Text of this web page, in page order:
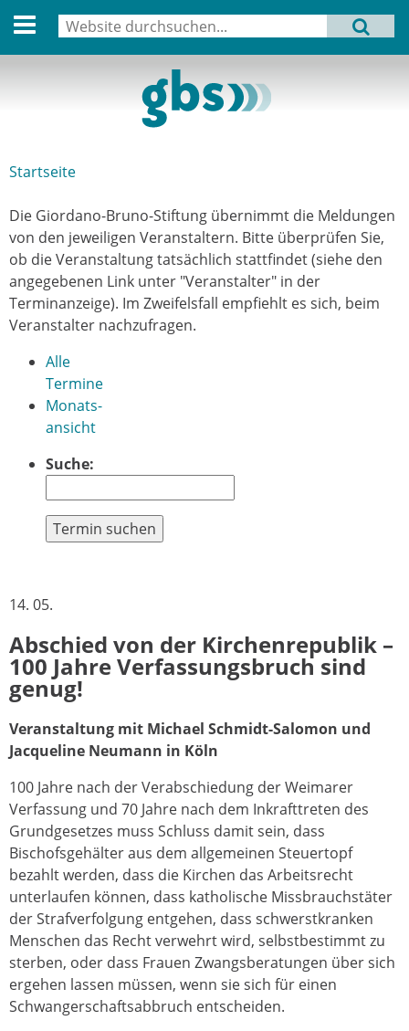
English version
Termine
Archiv
Verbindungen
Datenschutz
Impressum
MENU
Startseite
Die Giordano-Bruno-Stiftung übernimmt die Meldungen
von den jeweiligen Veranstaltern. Bitte überprüfen Sie,
ob die Veranstaltung tatsächlich stattfindet (siehe den
angegebenen Link unter "Veranstalter" in der
Terminanzeige). Im Zweifelsfall empfiehlt es sich, beim
Veranstalter nachzufragen.
Alle
Termine
Monats-
ansicht
Suche:
Termin suchen
14. 05.
Abschied von der Kirchenrepublik –
100 Jahre Verfassungsbruch sind
genug!
Veranstaltung mit Michael Schmidt-Salomon und
Jacqueline Neumann in Köln
100 Jahre nach der Verabschiedung der Weimarer
Verfassung und 70 Jahre nach dem Inkrafttreten des
Grundgesetzes muss Schluss damit sein, dass
Bischofsgehälter aus dem allgemeinen Steuertopf
bezahlt werden, dass die Kirchen das Arbeitsrecht
unterlaufen können, dass katholische Missbrauchstäter
der Strafverfolgung entgehen, dass schwerstkranken
Menschen das Recht verwehrt wird, selbstbestimmt zu
sterben, oder dass Frauen Zwangsberatungen über sich
ergehen lassen müssen, wenn sie sich für einen
Schwangerschaftsabbruch entscheiden.
Suchformular
Suche